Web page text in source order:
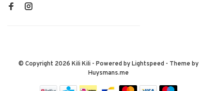
© Copyright 2026 Kili Kili - Powered byLightspeed - Theme by
Huysmans.me